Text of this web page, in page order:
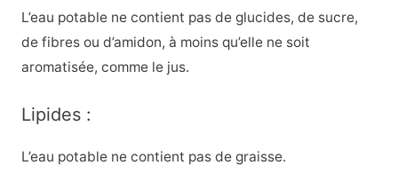
L’eau potable ne contient pas de glucides, de sucre,
de fibres ou d’amidon, à moins qu’elle ne soit
aromatisée, comme le jus.
Lipides :
L’eau potable ne contient pas de graisse.